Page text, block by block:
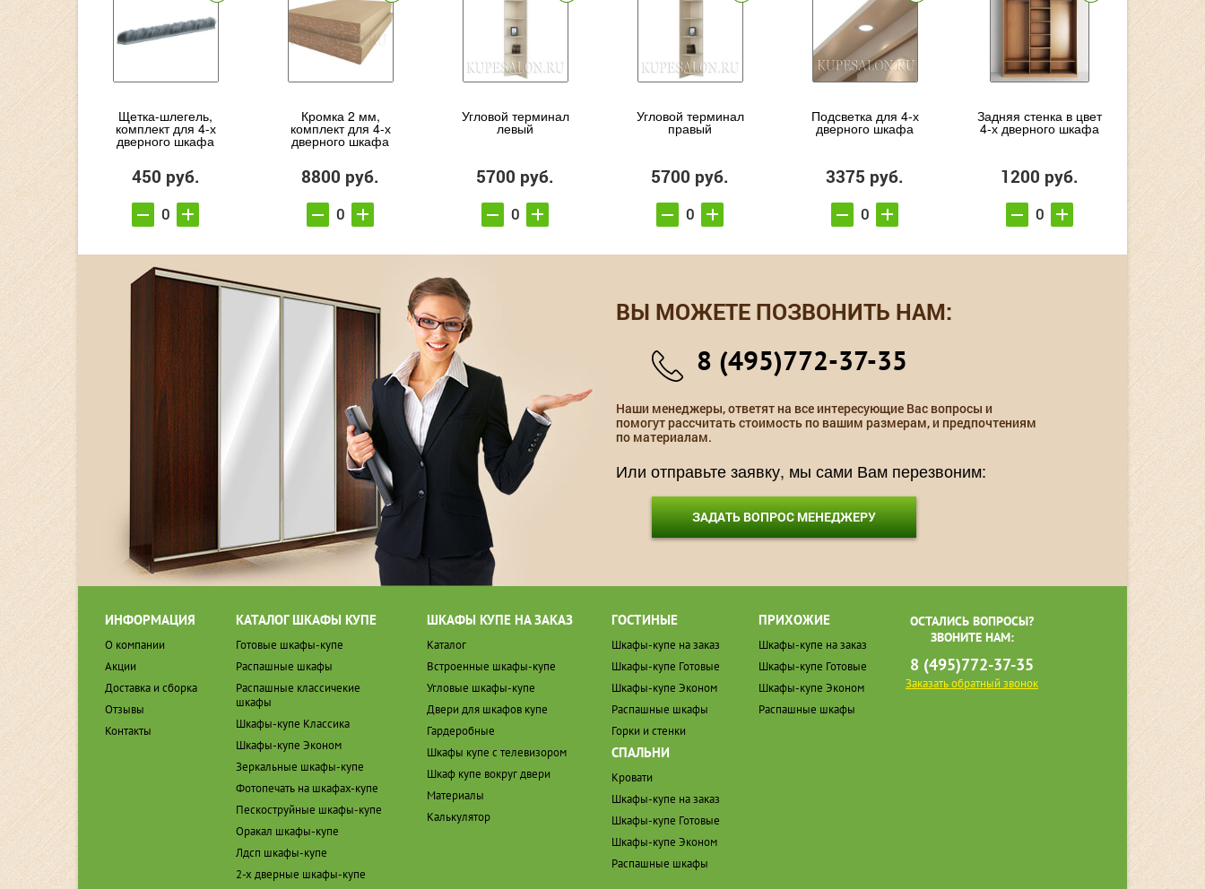
Щетка-шлегель,
комплект для 4-х
дверного шкафа
450 руб.
Кромка 2 мм,
комплект для 4-х
дверного шкафа
8800 руб.
Угловой терминал
левый
5700 руб.
Угловой терминал
правый
5700 руб.
Подсветка для 4-х
дверного шкафа
3375 руб.
Задняя стенка в цвет
4-х дверного шкафа
1200 руб.
ВЫ МОЖЕТЕ ПОЗВОНИТЬ НАМ:
8 (495)772-37-35
Наши менеджеры, ответят на все интересующие Вас вопросы и
помогут рассчитать стоимость по вашим размерам, и предпочтениям
по материалам.
Или отправьте заявку, мы сами Вам перезвоним:
ЗАДАТЬ ВОПРОС МЕНЕДЖЕРУ
ИНФОРМАЦИЯ
О компании
Акции
Доставка и сборка
Отзывы
Контакты
КАТАЛОГ ШКАФЫ КУПЕ
Готовые шкафы-купе
Распашные шкафы
Распашные классичекие
шкафы
Шкафы-купе Классика
Шкафы-купе Эконом
Зеркальные шкафы-купе
Фотопечать на шкафах-купе
Пескоструйные шкафы-купе
Оракал шкафы-купе
Лдсп шкафы-купе
2-х дверные шкафы-купе
ШКАФЫ КУПЕ НА ЗАКАЗ
Каталог
Встроенные шкафы-купе
Угловые шкафы-купе
Двери для шкафов купе
Гардеробные
Шкафы купе с телевизором
Шкаф купе вокруг двери
Материалы
Калькулятор
ГОСТИНЫЕ
Шкафы-купе на заказ
Шкафы-купе Готовые
Шкафы-купе Эконом
Распашные шкафы
Горки и стенки
СПАЛЬНИ
Кровати
Шкафы-купе на заказ
Шкафы-купе Готовые
Шкафы-купе Эконом
Распашные шкафы
ПРИХОЖИЕ
Шкафы-купе на заказ
Шкафы-купе Готовые
Шкафы-купе Эконом
Распашные шкафы
ОСТАЛИСЬ ВОПРОСЫ?
ЗВОНИТЕ НАМ:
8 (495)772-37-35
Заказать обратный звонок